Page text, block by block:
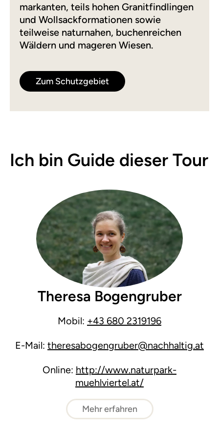
markanten, teils hohen Granitfindlingen
und Wollsackformationen sowie
teilweise naturnahen, buchenreichen
Wäldern und mageren Wiesen.
Zum Schutzgebiet
Ich bin Guide dieser Tour
Theresa Bogengruber
Mobil: +43 680 2319196
E-Mail: theresabogengruber@nachhaltig.at
Online: http://www.naturpark-
muehlviertel.at/
Mehr erfahren